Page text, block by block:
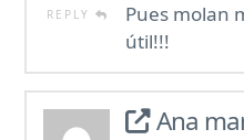
REPLY
Pues molan
útil!!!
Ana